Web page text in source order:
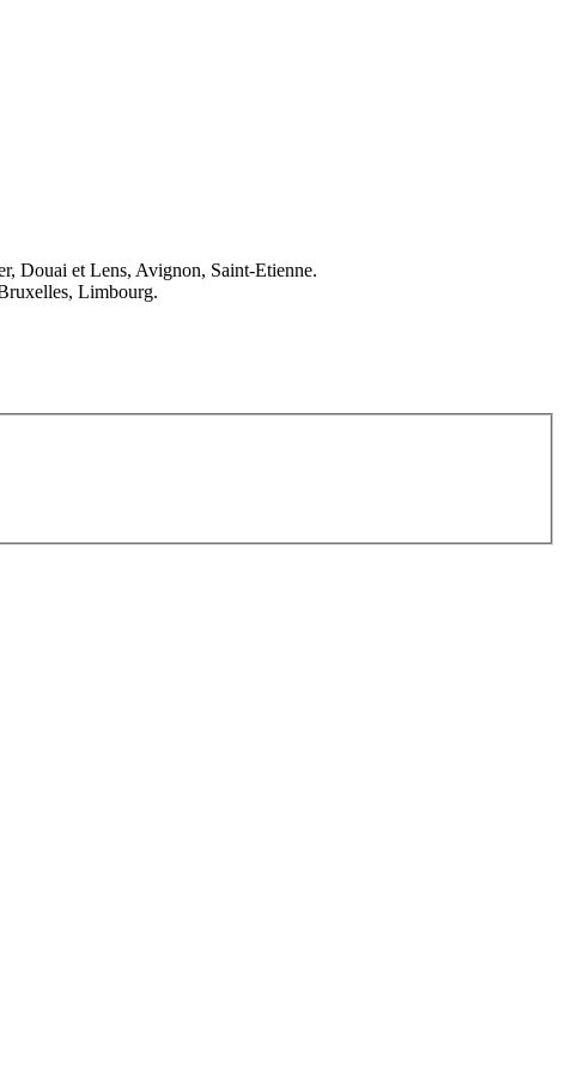
Douai et Lens, Avignon, Saint-Etienne.
Limbourg.